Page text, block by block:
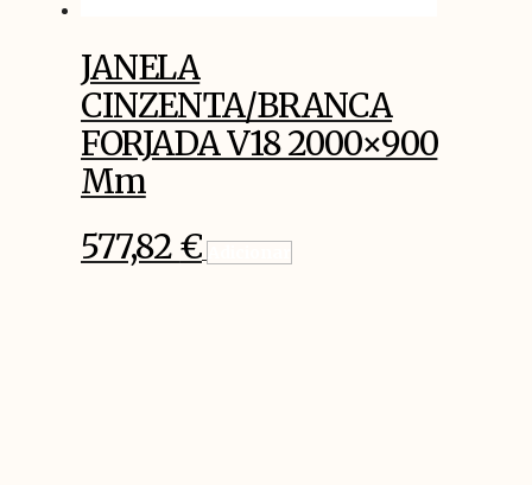
JANELA
CINZENTA/BRANCA
FORJADA V18 2000×900
Mm
577,82€